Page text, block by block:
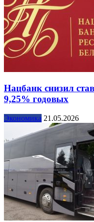
Нацбанк снизил
9,25% годовых
Экономика 21.05.2026